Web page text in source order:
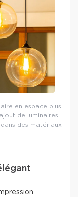
en espace plus
de luminaires
des matériaux